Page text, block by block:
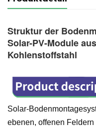
Struktur der
Solar-PV-Module
Kohlenstoffstahl
Solar-
ebenen, offenen